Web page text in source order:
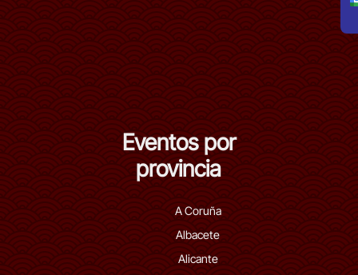
Eventos por
provincia
A Coruña
Albacete
Alicante